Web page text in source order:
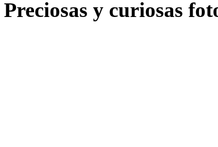
Preciosas y curiosas